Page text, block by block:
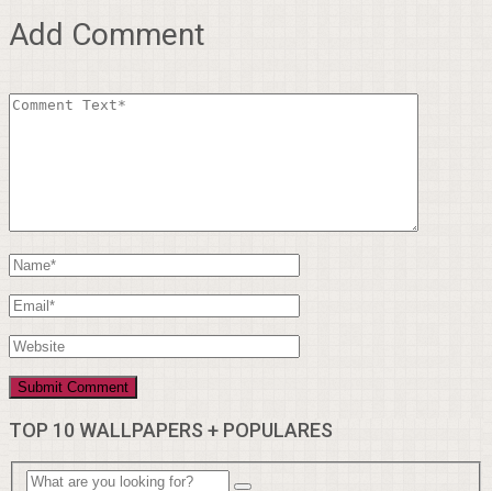
Add Comment
TOP 10 WALLPAPERS + POPULARES